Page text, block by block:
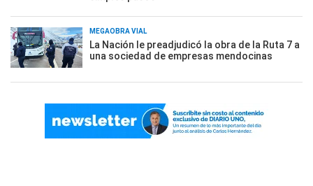
MEGAOBRA VIAL
La Nación le preadjudicó la obra de la Ruta 7 a
una sociedad de empresas mendocinas